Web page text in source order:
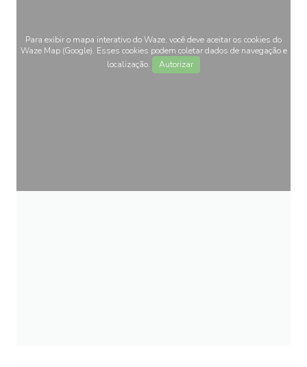
Para exibir o mapa interativo do Waze, você deve aceitar os cookies do
Waze Map (Google). Esses cookies podem coletar dados de navegação e
localização.
Autorizar